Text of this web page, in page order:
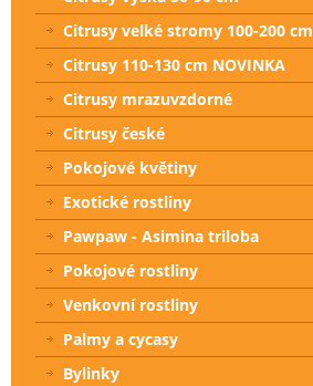
Citrusy velké stromy 100-200 cm
Citrusy 110-130 cm NOVINKA
Citrusy mrazuvzdorné
Citrusy české
Pokojové květiny
Exotické rostliny
Pawpaw - Asimina triloba
Pokojové rostliny
Venkovní rostliny
Palmy a cycasy
Bylinky